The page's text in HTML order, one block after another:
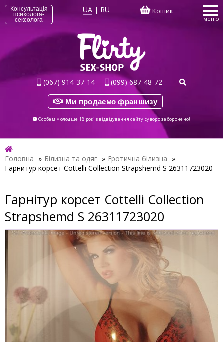
Консультація
психолога-
сексолога
UA | RU Кошик
меню
(067) 914-37-14 (099) 687-48-72
Ми продаємо франшизу
Особам молодше 18 років відвідування сайту суворо заборонено!
Головна » Білизна та одяг » Еротична білизна »
Гарнитур корсет Cottelli Collection Strapshemd S 26311723020
Гарнітур корсет Cottelli Collection
Strapshemd S 26311723020